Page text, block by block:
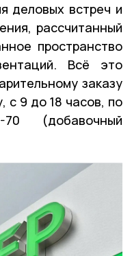
деловых встреч и
рассчитанный
пространство
Всё это
заказу
с 9 до 18 часов, по
70 (добавочный